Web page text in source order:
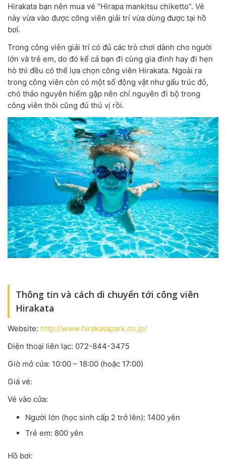
Hirakata bạn nên mua vé “Hirapa mankitsu chiketto”. Vé
này vừa vào được công viên giải trí vừa dùng được tại hồ
bơi.
Trong công viên giải trí có đủ các trò chơi dành cho người
lớn và trẻ em, do đó kể cả bạn đi cùng gia đình hay đi hẹn
hò thì đều có thể lựa chọn công viên Hirakata. Ngoài ra
trong công viên còn có một số động vật như gấu trúc đỏ,
chó thảo nguyên hiếm gặp nên chỉ nguyên đi bộ trong
công viên thôi cũng đủ thú vị rồi.
Thông tin và cách di chuyển tới công viên
Hirakata
Website: http://www.hirakatapark.co.jp/
Điện thoại liên lạc: 072-844-3475
Giờ mở cửa: 10:00 – 18:00 (hoặc 17:00)
Giá vé:
Vé vào cửa:
Người lớn (học sinh cấp 2 trở lên): 1400 yên
Trẻ em: 800 yên
Hồ bơi: